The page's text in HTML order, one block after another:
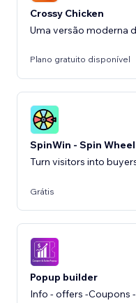
Crossy Chicken
Uma versão moderna
Plano gratuito disponível
SpinWin - Spin Wheel
Turn visitors into
Grátis
Popup builder
Info - offers -Coupons